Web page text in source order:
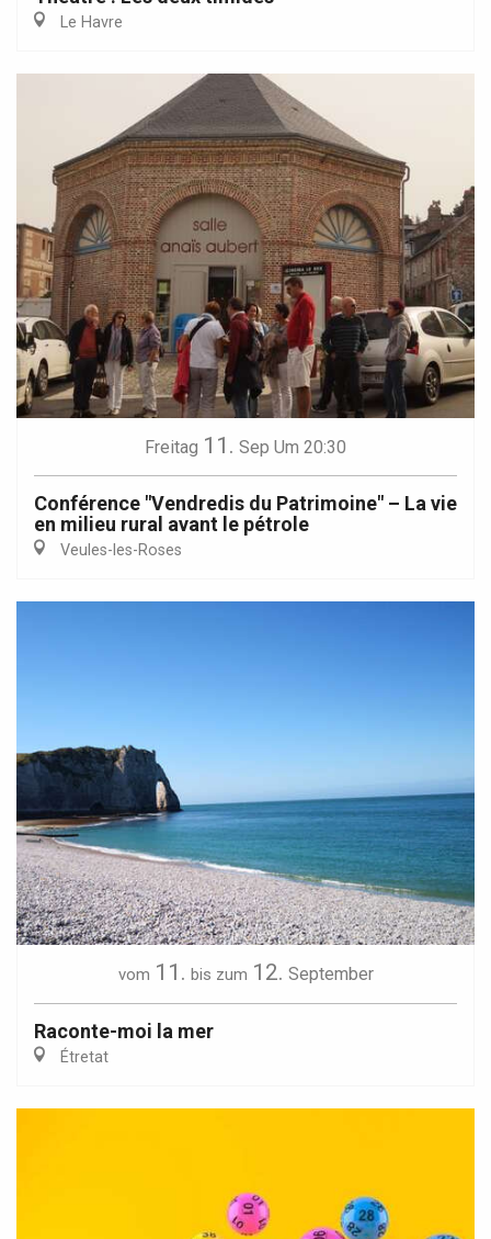
Le Havre
Freitag 11. Sep Um 20:30
Conférence "Vendredis du Patrimoine" – La vie
en milieu rural avant le pétrole
Veules-les-Roses
vom 11. bis zum 12. September
Raconte-moi la mer
Étretat